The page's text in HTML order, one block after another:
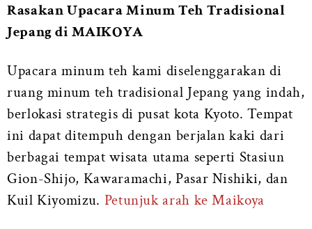
Rasakan Upacara Minum Teh Tradisional
Jepang di MAIKOYA
Upacara minum teh kami diselenggarakan di
ruang minum teh tradisional Jepang yang indah,
berlokasi strategis di pusat kota Kyoto. Tempat
ini dapat ditempuh dengan berjalan kaki dari
berbagai tempat wisata utama seperti Stasiun
Gion-Shijo, Kawaramachi, Pasar Nishiki, dan
Kuil Kiyomizu. Petunjuk arah ke Maikoya